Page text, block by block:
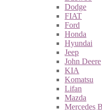
Dodge
FIAT
Ford
Honda
Hyundai
Jeep
John Deere
KIA
Komatsu
Lifan
Mazda
Mercedes